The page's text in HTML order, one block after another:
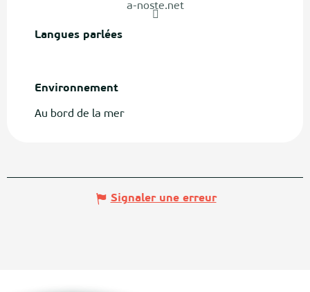
a-noste.net
Langues parlées
Langues parlées
Environnement
Environnement
Au bord de la mer
Signaler une erreur